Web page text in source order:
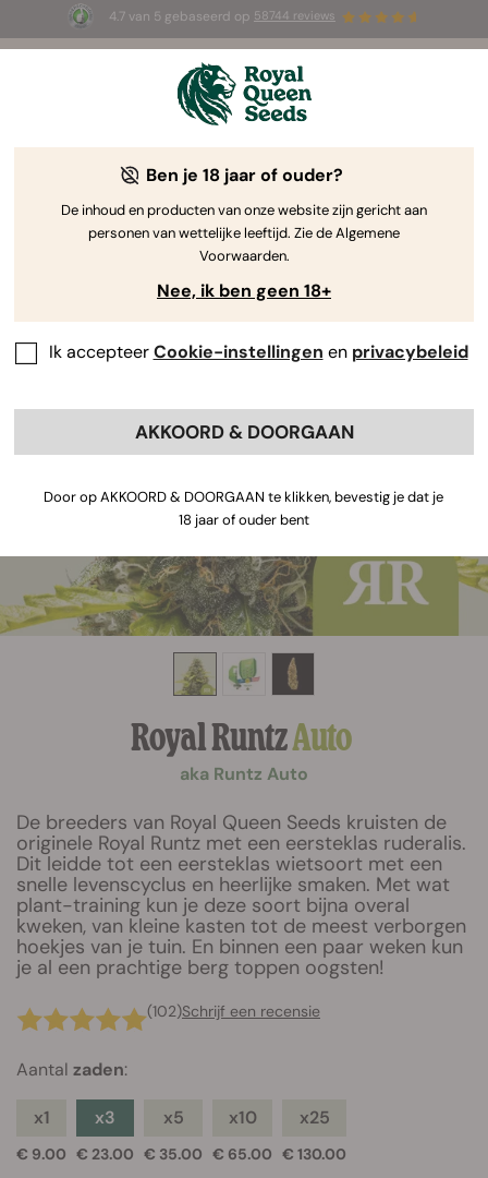
4.7 van 5 gebaseerd op 58744 reviews
3 White Widow Auto zaadjesGRATIS voor de
Royal RuntzAuto
aka Runtz Auto
De breeders van Royal Queen Seeds kruisten de
originele Royal Runtz met een eersteklas ruderalis.
Dit leidde tot een eersteklas wietsoort met een
snelle levenscyclus en heerlijke smaken. Met wat
plant-training kun je deze soort bijna overal
kweken, van kleine kasten tot de meest verborgen
hoekjes van je tuin. En binnen een paar weken kun
je al een prachtige berg toppen oogsten!
(102)Schrijf een recensie
Aantal zaden:
x1
€ 9.00
x3
€ 23.00
x5
€ 35.00
x10
€ 65.00
x25
€ 130.00
Ben je 18 jaar of ouder?
De inhoud en producten van onze website zijn gericht aan
personen van wettelijke leeftijd. Zie de Algemene
Voorwaarden.
Nee, ik ben geen 18+
Ik accepteerCookie-instellingen en privacybeleid
AKKOORD & DOORGAAN
Door op AKKOORD & DOORGAAN te klikken, bevestig je dat je
18 jaar of ouder bent